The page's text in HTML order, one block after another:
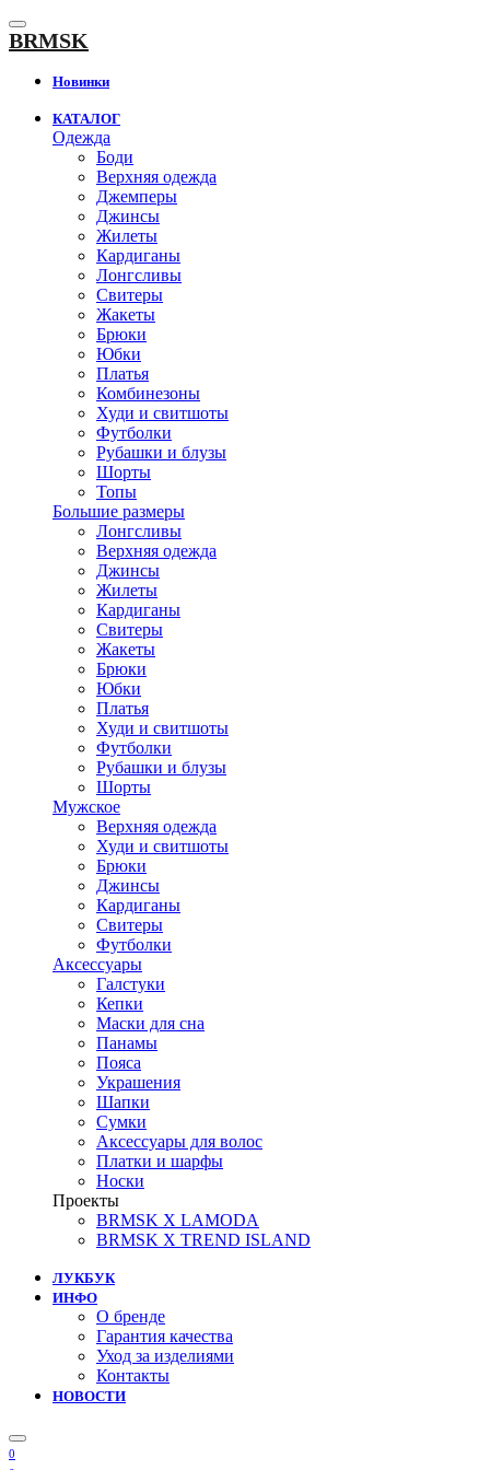
К
содержанию
BRMSK
Новинки
КАТАЛОГ
Одежда
Боди
Верхняя одежда
Джемперы
Джинсы
Жилеты
Кардиганы
Лонгсливы
Свитеры
Жакеты
Брюки
Юбки
Платья
Комбинезоны
Худи и свитшоты
Футболки
Рубашки и блузы
Шорты
Топы
Большие размеры
Лонгсливы
Верхняя одежда
Джинсы
Жилеты
Кардиганы
Свитеры
Жакеты
Брюки
Юбки
Платья
Худи и свитшоты
Футболки
Рубашки и блузы
Шорты
Мужское
Верхняя одежда
Худи и свитшоты
Брюки
Джинсы
Кардиганы
Свитеры
Футболки
Аксессуары
Галстуки
Кепки
Маски для сна
Панамы
Пояса
Украшения
Шапки
Сумки
Аксессуары для волос
Платки и шарфы
Носки
Проекты
BRMSK X LAMODA
BRMSK X TREND ISLAND
ЛУКБУК
ИНФО
О бренде
Гарантия качества
Уход за изделиями
Контакты
НОВОСТИ
0